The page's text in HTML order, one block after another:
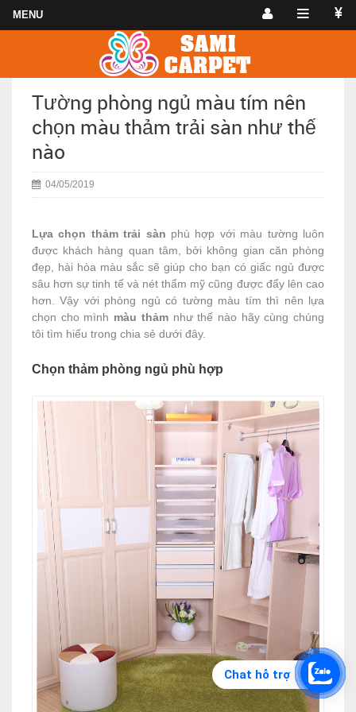
Tường phòng ngủ màu tím nên
chọn màu thảm trải sàn như thế
nào
04/05/2019
Lựa chọn thảm trải sàn phù hợp với màu tường luôn
được khách hàng quan tâm, bởi không gian căn phòng
đẹp, hài hòa màu sắc sẽ giúp cho bạn có giấc ngủ được
sâu hơn sự tinh tế và nét thẩm mỹ cũng được đẩy lên cao
hơn. Vậy với phòng ngủ có tường màu tím thì nên lựa
chọn cho mình màu thảmnhư thế nào hãy cùng chúng
tôi tìm hiểu trong chia sẻ dưới đây.
Chọn thảm phòng ngủ phù hợp
Chat hỗ trợ